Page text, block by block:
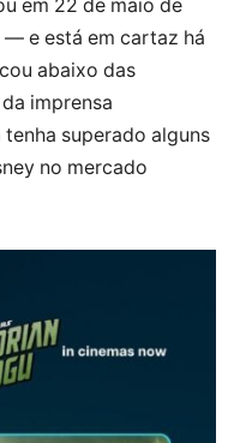
em 22 de maio de
— e está em cartaz há
abaixo das
imprensa
superado alguns
no mercado